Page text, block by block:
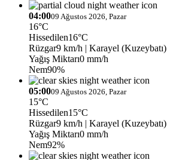
04:0009 Ağustos 2026, Pazar
16°C
Hissedilen16°C
Rüzgar9 km/h | Karayel (Kuzeybatı)
Yağış Miktarı0 mm/h
Nem90%
05:0009 Ağustos 2026, Pazar
15°C
Hissedilen15°C
Rüzgar9 km/h | Karayel (Kuzeybatı)
Yağış Miktarı0 mm/h
Nem92%